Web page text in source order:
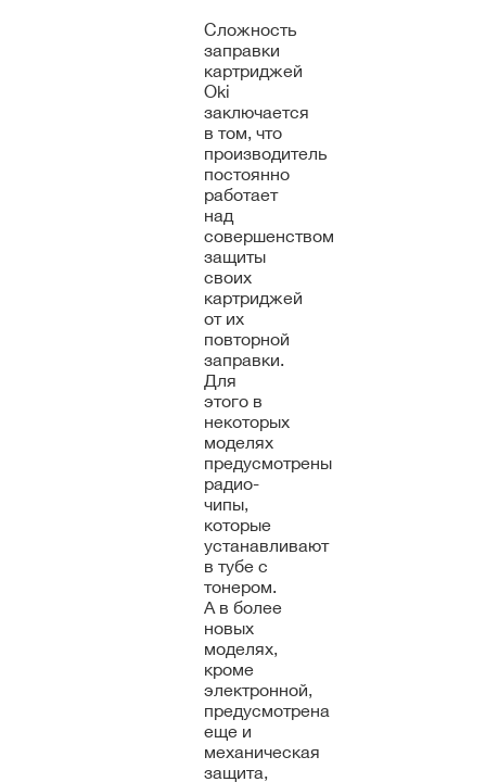
Сложность
заправки
картриджей
Oki
заключается
в том, что
производитель
постоянно
работает
над
совершенством
защиты
своих
картриджей
от их
повторной
заправки.
Для
этого в
некоторых
моделях
предусмотрены
радио-
чипы,
которые
устанавливают
в тубе с
тонером.
А в более
новых
моделях,
кроме
электронной,
предусмотрена
еще и
механическая
защита,